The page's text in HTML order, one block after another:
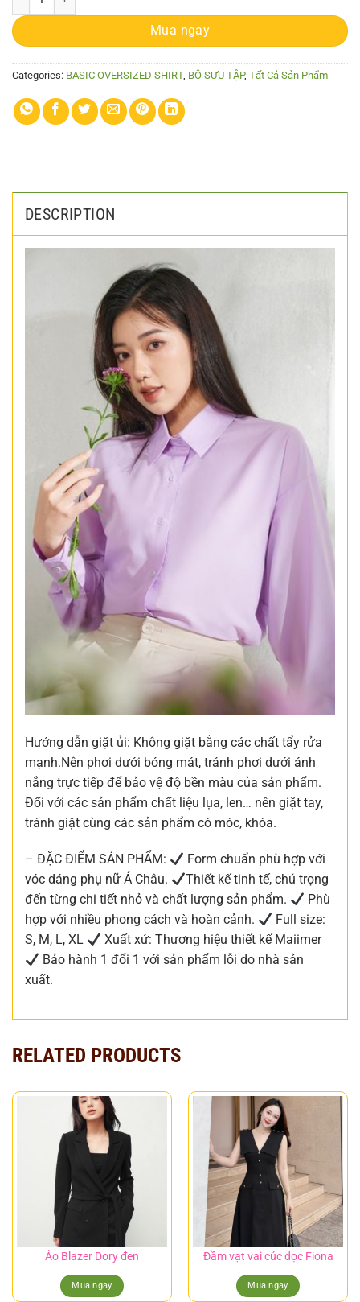
Mua ngay
Categories: BASIC OVERSIZED SHIRT, BỘ SƯU TẬP, Tất Cả Sản Phẩm
DESCRIPTION
Hướng dẫn giặt ủi: Không giặt bằng các chất tẩy rửa
mạnh.Nên phơi dưới bóng mát, tránh phơi dưới ánh
nắng trực tiếp để bảo vệ độ bền màu của sản phẩm.
Đối với các sản phẩm chất liệu lụa, len… nên giặt tay,
tránh giặt cùng các sản phẩm có móc, khóa.
– ĐẶC ĐIỂM SẢN PHẨM:
Form chuẩn phù hợp với
vóc dáng phụ nữ Á Châu.
Thiết kế tinh tế, chú trọng
đến từng chi tiết nhỏ và chất lượng sản phẩm.
Phù
hợp với nhiều phong cách và hoàn cảnh.
Full size:
S, M, L, XL
Xuất xứ: Thương hiệu thiết kế Maiimer
Bảo hành 1 đổi 1 với sản phẩm lỗi do nhà sản
xuất.
RELATED PRODUCTS
Áo Blazer Dory đen
Mua ngay
Đầm vạt vai cúc dọc Fiona
Mua ngay